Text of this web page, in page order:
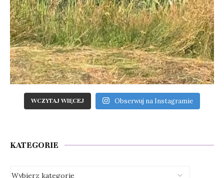
WCZYTAJ WIĘCEJ Obserwuj na Instagramie
KATEGORIE